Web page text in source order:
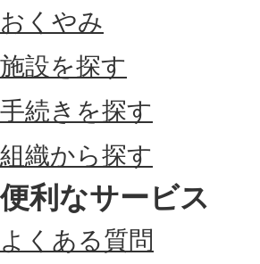
おくやみ
施設を探す
手続きを探す
組織から探す
便利なサービス
よくある質問